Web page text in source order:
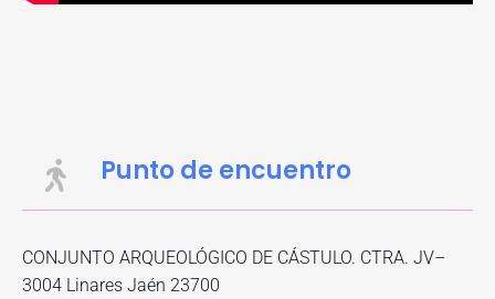
Punto de encuentro
CONJUNTO ARQUEOLÓGICO DE CÁSTULO. CTRA. JV–
3004 Linares Jaén 23700